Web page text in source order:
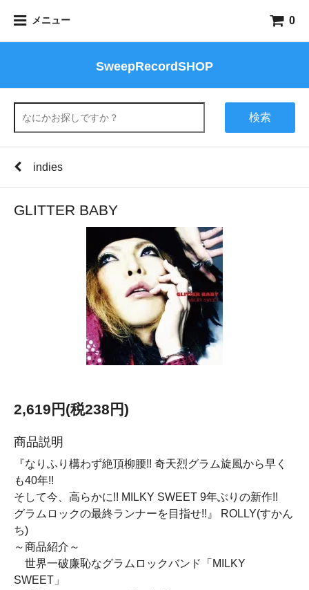
メニュー 0
SweepRecordSHOP
検索
indies
GLITTER BABY
2,619円(税238円)
商品説明
『なりふり構わず絶頂柳腰!! 奇天烈グラム旋風から早く
も40年!!
そして今、高らかに!! MILKY SWEET 9年ぶりの新作!!
グラムロックの最終ランナーを目指せ!!』 ROLLY(すかん
ち)
～商品紹介～
世界一破廉恥なグラムロックバンド「MILKY
SWEET」